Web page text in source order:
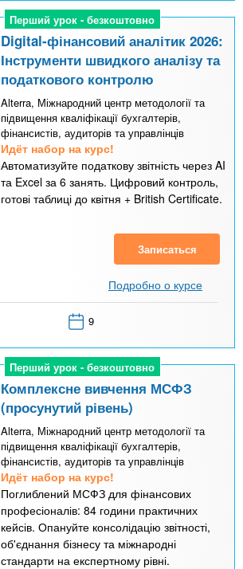
Перший урок - безкоштовно
Перший урок - безкоштовно
Digital-фінансовий аналітик 2026:
Інструменти швидкого аналізу та
податкового контролю
Alterra, Міжнародний центр методології та
підвищення кваліфікації бухгалтерів,
фінансистів, аудиторів та управлінців
Идёт набор на курс!
Автоматизуйте податкову звітність через AI
та Excel за 6 занять. Цифровий контроль,
готові таблиці до квітня + British Certificate.
Записаться
Подробно о курсе
9
Перший урок - безкоштовно
Перший урок - безкоштовно
Комплексне вивчення МСФЗ
(просунутий рівень)
Alterra, Міжнародний центр методології та
підвищення кваліфікації бухгалтерів,
фінансистів, аудиторів та управлінців
Идёт набор на курс!
Поглиблений МСФЗ для фінансових
професіоналів: 84 години практичних
кейсів. Опануйте консолідацію звітності,
об'єднання бізнесу та міжнародні
стандарти на експертному рівні.